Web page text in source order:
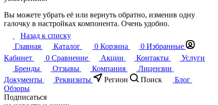
Вы можете убрать её или вернуть обратно, изменив одну
галочку в настройках компонента. Очень удобно.
Назад к списку
Главная
Каталог 0 Корзина 0 Избранные
Кабинет
0 Сравнение Акции Контакты
Услуги
Бренды
Отзывы Компания
Лицензии
Документы
Реквизиты Регион Поиск
Блог
Обзоры
Подписаться